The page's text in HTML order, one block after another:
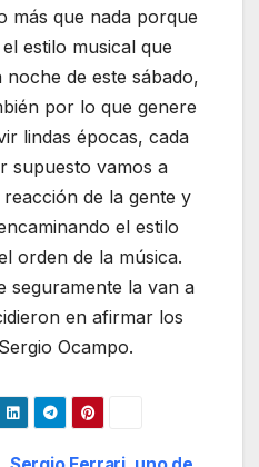
más que nada porque
estilo musical que
de este sábado,
por lo que genere
lindas épocas, cada
supuesto vamos a
de la gente y
el estilo
orden de la música.
seguramente la van a
en afirmar los
Ocampo.